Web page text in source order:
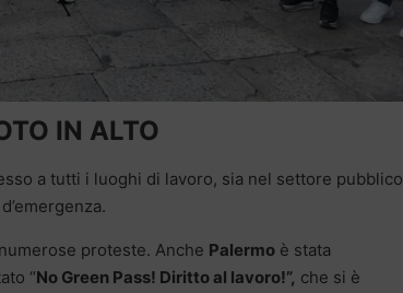
IN ALTO
a tutti i luoghi di lavoro, sia nel settore pubblico
proteste. Anche Palermo è stata
“No Green Pass! Diritto al lavoro!”, che si è